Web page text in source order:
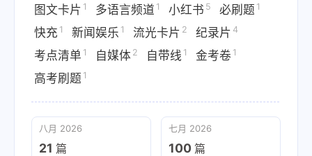
图文卡片 1 多语言频道 1 小红书 5 必刷题 1
快充 1 新闻娱乐 1 流光卡片 2 纪录片 4
考点清单 1 自媒体 2 自带线 1 金考卷 1
高考刷题 1
八月 2026
21 篇
七月 2026
100 篇